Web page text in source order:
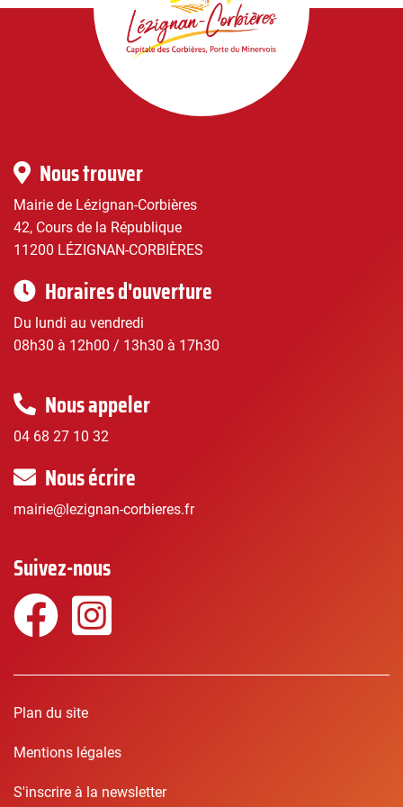
Lézignan-
Infos
pratiques
Nous trouver
Mairie de Lézignan-Corbières
42, Cours de la République
11200 LÉZIGNAN-CORBIÈRES
Horaires d'ouverture
Du lundi au vendredi
08h30 à 12h00 / 13h30 à 17h30
Nous appeler
04 68 27 10 32
Nous écrire
mairie@lezignan-corbieres.fr
Suivez-nous
Facebook
Plan du site
Mentions légales
S'inscrire à la newsletter